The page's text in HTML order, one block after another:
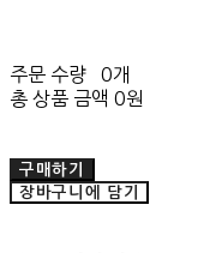
주문 수량
0개
총 상품 금액 0원
구매하기
장바구니에 담기